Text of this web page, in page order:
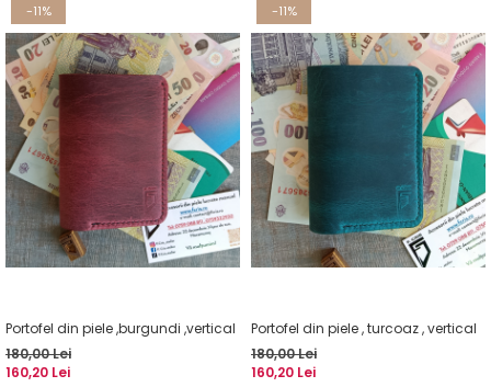
-11%
Portofel din piele ,burgundi ,vertical
180,00 Lei
160,20 Lei
-11%
Portofel din piele , turcoaz , vertical
180,00 Lei
160,20 Lei